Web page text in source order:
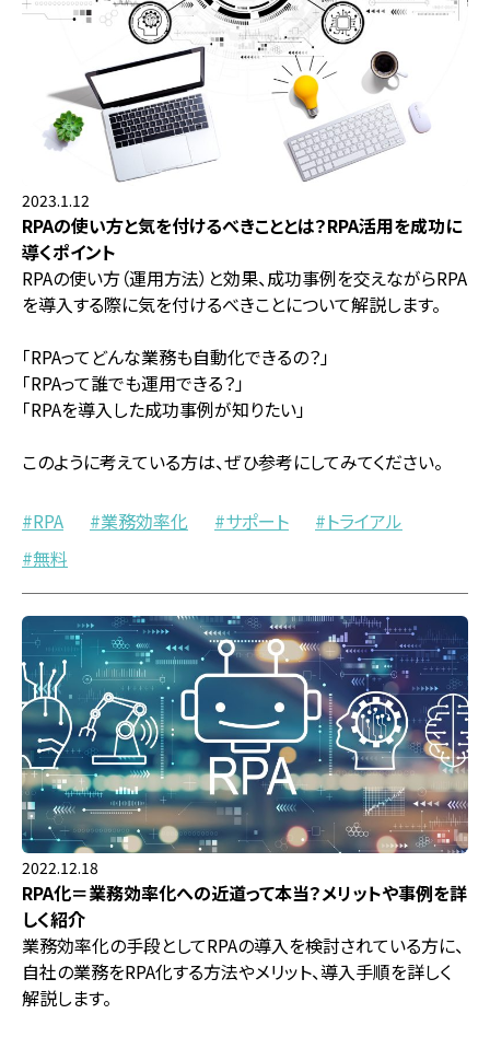
2023.1.12
RPAの使い方と気を付けるべきこととは？RPA活用を成功に
導くポイント
RPAの使い方（運用方法）と効果、成功事例を交えながらRPA
を導入する際に気を付けるべきことについて解説します。
「RPAってどんな業務も自動化できるの？」
「RPAって誰でも運用できる？」
「RPAを導入した成功事例が知りたい」
このように考えている方は、ぜひ参考にしてみてください。
RPA 業務効率化 サポート
トライアル
無料
2022.12.18
RPA化＝業務効率化への近道って本当？メリットや事例を詳
しく紹介
業務効率化の手段としてRPAの導入を検討されている方に、
自社の業務をRPA化する方法やメリット、導入手順を詳しく
解説します。